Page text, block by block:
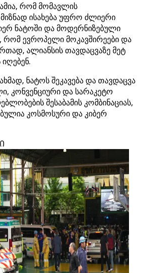
რომ მომავლის
ისახება უფრო ძლიერი
ნატოში და მოდერნიზებული
რომ ევროპელი მოკავშირეები და
ალიანსის თავდაცვაზე მეტ
ნატოს შეკავება და თავდაცვა
კონვენციური და სარაკეტო
შესაბამის კომბინაციას,
კოსმოსური და კიბერ